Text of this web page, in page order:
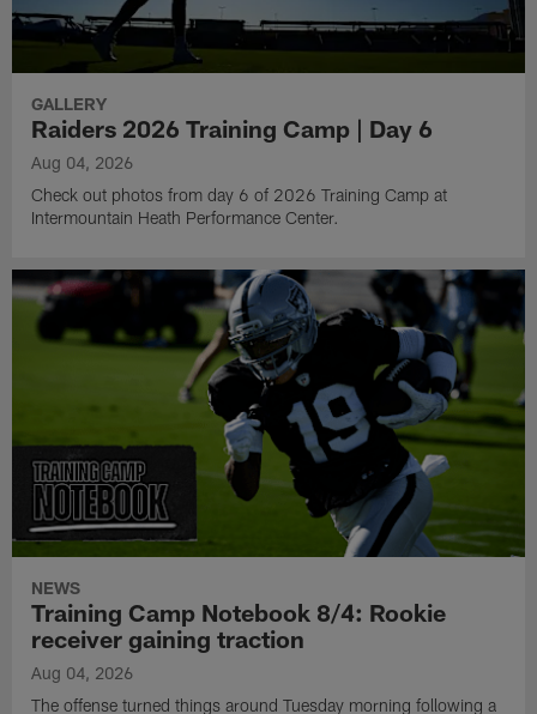
GALLERY
Raiders 2026 Training Camp | Day 6
Aug 04, 2026
Check out photos from day 6 of 2026 Training Camp at
Intermountain Heath Performance Center.
NEWS
Training Camp Notebook 8/4: Rookie
receiver gaining traction
Aug 04, 2026
The offense turned things around Tuesday morning following a